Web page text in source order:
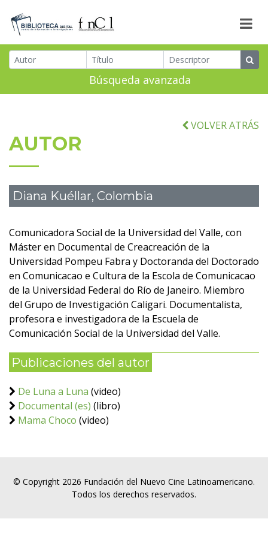
Búsqueda avanzada
VOLVER ATRÁS
AUTOR
Diana Kuéllar, Colombia
Comunicadora Social de la Universidad del Valle, con
Máster en Documental de Creacreación de la
Universidad Pompeu Fabra y Doctoranda del Doctorado
en Comunicacao e Cultura de la Escola de Comunicacao
de la Universidad Federal do Río de Janeiro. Miembro
del Grupo de Investigación Caligari. Documentalista,
profesora e investigadora de la Escuela de
Comunicación Social de la Universidad del Valle.
Publicaciones del autor
De Luna a Luna (video)
Documental (es) (libro)
Mama Choco (video)
© Copyright 2026 Fundación del Nuevo Cine Latinoamericano.
Todos los derechos reservados.